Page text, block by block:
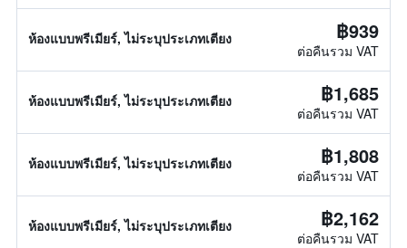
ห้องแบบพรีเมียร์, ไม่ระบุประเภทเตียง ฿939
ต่อคืนรวม VAT
ห้องแบบพรีเมียร์, ไม่ระบุประเภทเตียง ฿1,685
ต่อคืนรวม VAT
ห้องแบบพรีเมียร์, ไม่ระบุประเภทเตียง ฿1,808
ต่อคืนรวม VAT
ห้องแบบพรีเมียร์, ไม่ระบุประเภทเตียง ฿2,162
ต่อคืนรวม VAT